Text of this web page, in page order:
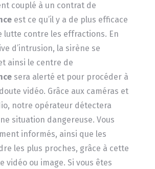
couplé à un contrat de
est ce qu’il y a de plus efficace
lutte contre les effractions. En
d’intrusion, la sirène se
ainsi le centre de
sera alerté et pour procéder à
vidéo. Grâce aux caméras et
notre opérateur détectera
situation dangereuse. Vous
informés, ainsi que les
les plus proches, grâce à cette
vidéo ou image. Si vous êtes